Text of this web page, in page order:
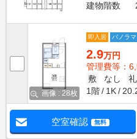
建物階数
画像 : 28枚
即入居 パノラマ
2.9万円
管理費等：
敷
なし 礼
1階
1K
空室確認 無料